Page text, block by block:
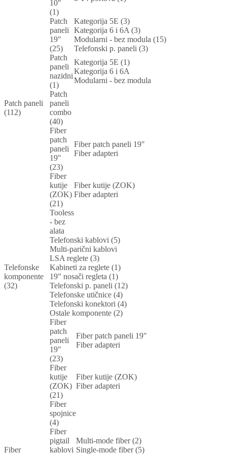
Patch paneli
(112)
10"
(1)
Patch
paneli
19"
(25)
Kategorija 5E (3)
Kategorija 6 i 6A (3)
Modularni - bez modula (15)
Telefonski p. paneli (3)
Patch
paneli
nazidni
(1)
Kategorija 5E (1)
Kategorija 6 i 6A
Modularni - bez modula
Patch
paneli
combo
(40)
Fiber
patch
paneli
19"
(23)
Fiber patch paneli 19"
Fiber adapteri
Fiber
kutije
(ZOK)
(21)
Fiber kutije (ZOK)
Fiber adapteri
Tooless
- bez
alata
Telefonske
komponente
(32)
Telefonski kablovi (5)
Multi-parični kablovi
LSA reglete (3)
Kabineti za reglete (1)
19" nosači regleta (1)
Telefonski p. paneli (12)
Telefonske utičnice (4)
Telefonski konektori (4)
Ostale komponente (2)
Fiber
Fiber
patch
paneli
19"
(23)
Fiber patch paneli 19"
Fiber adapteri
Fiber
kutije
(ZOK)
(21)
Fiber kutije (ZOK)
Fiber adapteri
Fiber
spojnice
(4)
Fiber
pigtail
kablovi
Multi-mode fiber (2)
Single-mode fiber (5)